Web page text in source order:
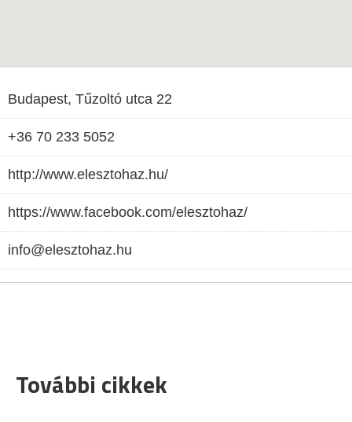
Budapest, Tűzoltó utca 22
+36 70 233 5052
http://www.elesztohaz.hu/
https://www.facebook.com/elesztohaz/
info@elesztohaz.hu
További cikkek